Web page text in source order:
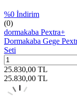
%0 İndirim
(0)
dormakaba Pextra+
Dormakaba Gege
Seti
25.830,00 TL
25.830,00 TL